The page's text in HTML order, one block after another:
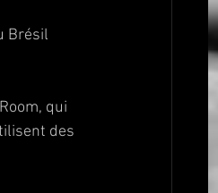
Brésil
qui
des